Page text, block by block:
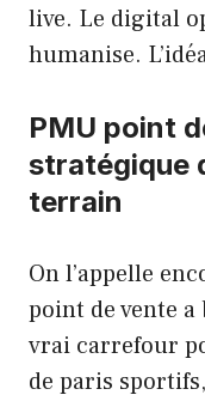
live. Le digital
humanise.
PMU point
stratégique
terrain
On l’appelle
point de vente a
vrai carrefour
de paris